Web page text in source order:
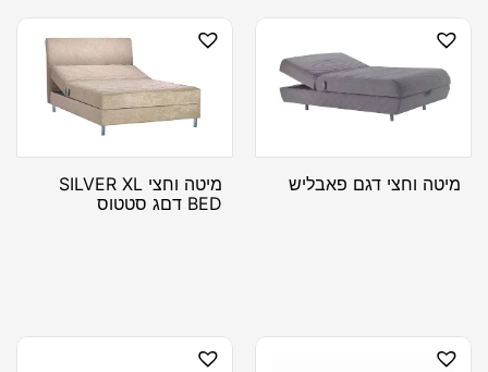
מיטה וחצי דגם פאבליש
מיטה וחצי SILVER XL
BED דםג סטטוס